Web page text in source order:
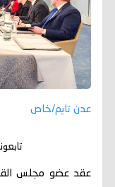
عدن تايم/خاص
عقد عضو مجلس